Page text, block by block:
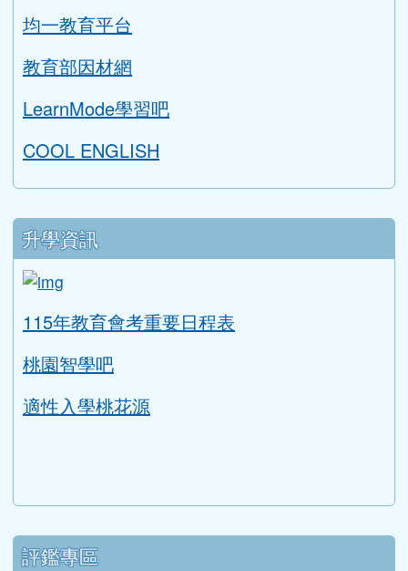
均一教育平台
教育部因材網
LearnMode學習吧
COOL ENGLISH
升學資訊
ink to https://tyc.entry.edu.tw/NoExamImitate_TL/
115年教育會考重要日程表
桃園智學吧
適性入學桃花源
評鑑專區